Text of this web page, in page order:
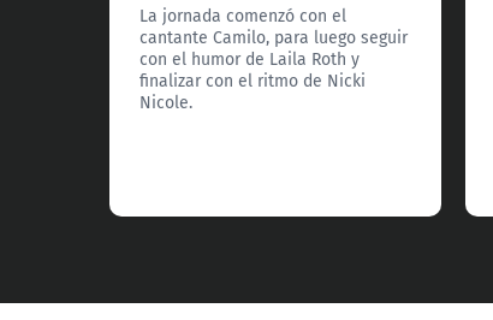
La jornada comenzó con el
cantante Camilo, para luego seguir
con el humor de Laila Roth y
finalizar con el ritmo de Nicki
Nicole.